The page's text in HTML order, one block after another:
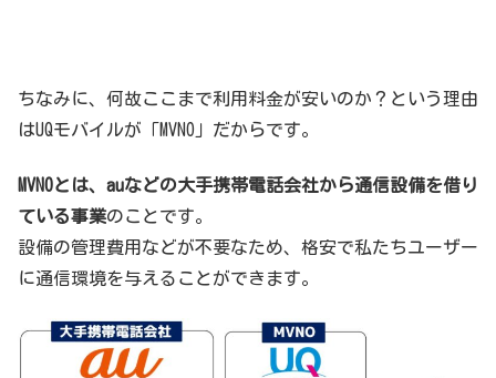
ちなみに、何故ここまで利用料金が安いのか？という理由
はUQモバイルが「MVNO」だからです。
MVNOとは、auなどの大手携帯電話会社から通信設備を借り
ている事業のことです。
設備の管理費用などが不要なため、格安で私たちユーザー
に通信環境を与えることができます。